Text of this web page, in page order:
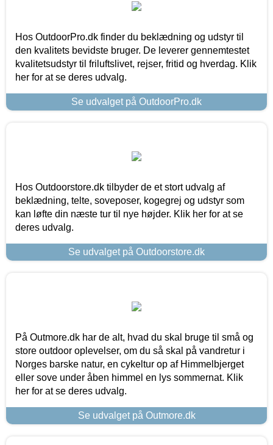
Hos OutdoorPro.dk finder du beklædning og udstyr til
den kvalitets bevidste bruger. De leverer gennemtestet
kvalitetsudstyr til friluftslivet, rejser, fritid og hverdag. Klik
her for at se deres udvalg.
Se udvalget på OutdoorPro.dk
Hos Outdoorstore.dk tilbyder de et stort udvalg af
beklædning, telte, soveposer, kogegrej og udstyr som
kan løfte din næste tur til nye højder. Klik her for at se
deres udvalg.
Se udvalget på Outdoorstore.dk
På Outmore.dk har de alt, hvad du skal bruge til små og
store outdoor oplevelser, om du så skal på vandretur i
Norges barske natur, en cykeltur op af Himmelbjerget
eller sove under åben himmel en lys sommernat. Klik
her for at se deres udvalg.
Se udvalget på Outmore.dk